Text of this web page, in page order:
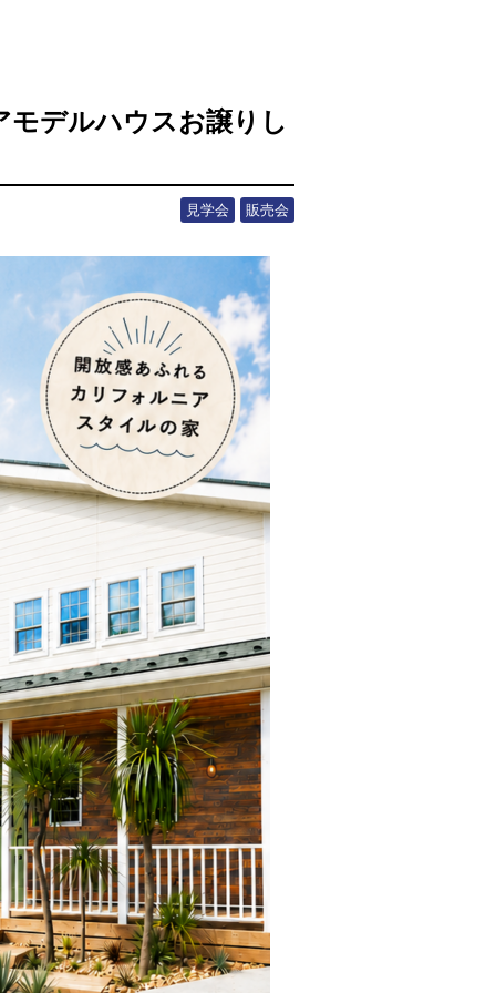
モデルハウスお譲りし
見学会 販売会